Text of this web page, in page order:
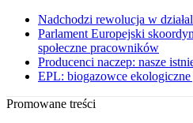
Nadchodzi rewolucja w
Parlament Europejski
społeczne pracowników
Producenci naczep: nasze
EPL: biogazowce
Promowane treści